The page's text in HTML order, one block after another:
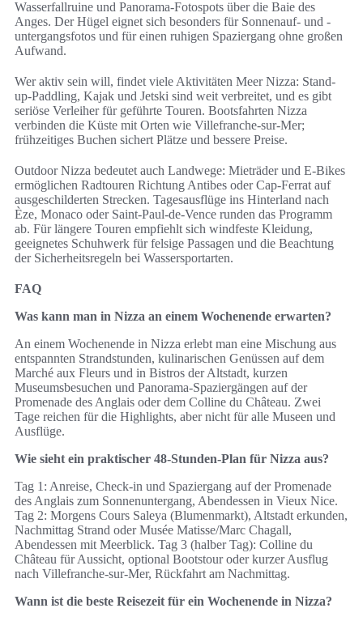
Wasserfallruine und Panorama-Fotospots über die Baie des
Anges. Der Hügel eignet sich besonders für Sonnenauf- und -
untergangsfotos und für einen ruhigen Spaziergang ohne großen
Aufwand.
Wer aktiv sein will, findet viele Aktivitäten Meer Nizza: Stand-
up-Paddling, Kajak und Jetski sind weit verbreitet, und es gibt
seriöse Verleiher für geführte Touren. Bootsfahrten Nizza
verbinden die Küste mit Orten wie Villefranche-sur-Mer;
frühzeitiges Buchen sichert Plätze und bessere Preise.
Outdoor Nizza bedeutet auch Landwege: Mieträder und E-Bikes
ermöglichen Radtouren Richtung Antibes oder Cap-Ferrat auf
ausgeschilderten Strecken. Tagesausflüge ins Hinterland nach
Èze, Monaco oder Saint-Paul-de-Vence runden das Programm
ab. Für längere Touren empfiehlt sich windfeste Kleidung,
geeignetes Schuhwerk für felsige Passagen und die Beachtung
der Sicherheitsregeln bei Wassersportarten.
FAQ
Was kann man in Nizza an einem Wochenende erwarten?
An einem Wochenende in Nizza erlebt man eine Mischung aus
entspannten Strandstunden, kulinarischen Genüssen auf dem
Marché aux Fleurs und in Bistros der Altstadt, kurzen
Museumsbesuchen und Panorama-Spaziergängen auf der
Promenade des Anglais oder dem Colline du Château. Zwei
Tage reichen für die Highlights, aber nicht für alle Museen und
Ausflüge.
Wie sieht ein praktischer 48‑Stunden‑Plan für Nizza aus?
Tag 1: Anreise, Check‑in und Spaziergang auf der Promenade
des Anglais zum Sonnenuntergang, Abendessen in Vieux Nice.
Tag 2: Morgens Cours Saleya (Blumenmarkt), Altstadt erkunden,
Nachmittag Strand oder Musée Matisse/Marc Chagall,
Abendessen mit Meerblick. Tag 3 (halber Tag): Colline du
Château für Aussicht, optional Bootstour oder kurzer Ausflug
nach Villefranche‑sur‑Mer, Rückfahrt am Nachmittag.
Wann ist die beste Reisezeit für ein Wochenende in Nizza?